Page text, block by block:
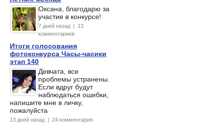
Оксана, благодарю за
участие в конкурсе!
7 дней назад | 13
комментариев
Итоги голосования
фотоконкурса Часы-часики
этап 140
Девчата, все
проблемы устранены.
Если вдруг будут
наблюдаться ошибки,
напишите мне в личку,
пожалуйста
13 дней назад | 24 комментария